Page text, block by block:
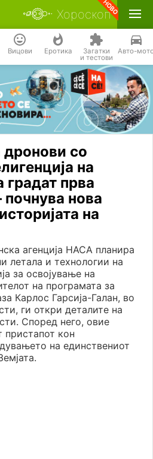
Хороскоп
Вицови Еротика Загатки
и тестови
Авто-
со
на
градат прва
почнува нова
на
агенција НАСА планира
летала и технологии на
за освојување на
на програмата за
Карлос Гарсија-Галан, во
ги откри деталите на
Според него, овие
пристапот кон
на единствениот